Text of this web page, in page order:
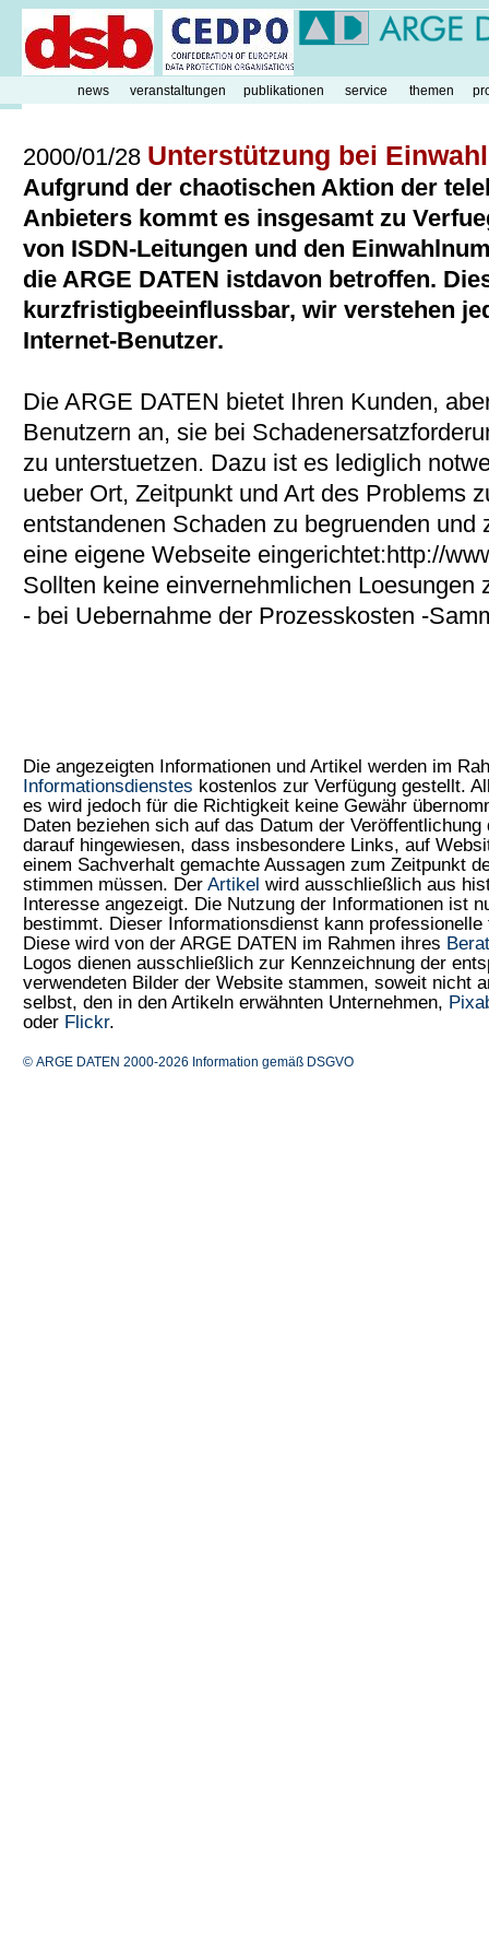
2000/01/28 Unterstützung bei
Aufgrund der chaotischen Aktion der
Anbieters kommt es insgesamt zu
von ISDN-Leitungen und den
die ARGE DATEN istdavon betroffen.
kurzfristigbeeinflussbar, wir verstehen
Internet-Benutzer.
Die ARGE DATEN bietet Ihren Kunden,
Benutzern an, sie bei
zu unterstuetzen. Dazu ist es lediglich
ueber Ort, Zeitpunkt und Art des Problems
entstandenen Schaden zu begruenden und
eine eigene Webseite eingerichtet:http://
Sollten keine einvernehmlichen Loesungen
- bei Uebernahme der Prozesskosten -
Die angezeigten Informationen und Artikel werden im
Informationsdienstes kostenlos zur Verfügung gestellt.
es wird jedoch für die Richtigkeit keine Gewähr
Daten beziehen sich auf das Datum der
darauf hingewiesen, dass insbesondere Links, auf
einem Sachverhalt gemachte Aussagen zum Zeitpunkt
stimmen müssen. Der Artikel wird ausschließlich aus
Interesse angezeigt. Die Nutzung der Informationen ist
bestimmt. Dieser Informationsdienst kann
Diese wird von der ARGE DATEN im Rahmen ihres
Logos dienen ausschließlich zur Kennzeichnung der
verwendeten Bilder der Website stammen, soweit nicht
selbst, den in den Artikeln erwähnten Unternehmen,
oder Flickr.
© ARGE DATEN 2000-2026 Information gemäß DSGVO
news veranstaltungen publikationen service themen